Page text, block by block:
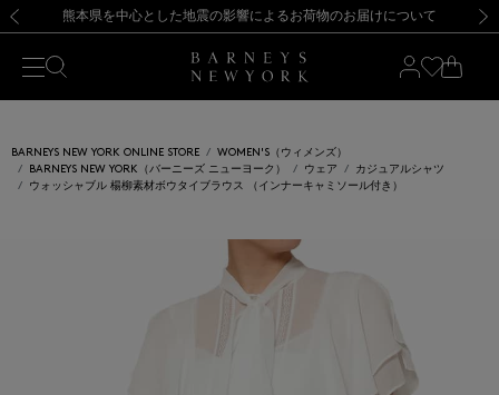
新規登録のお客様も対象！＜MY BARNEYS＞会員のお客様は11,000円（税込）以上のお買上げで常時送料無料！お買い物の際は会員登録を！
【夏季休業に伴う返品・交換承り一時停止のお知らせ】（2026.8.5）
熊本県を中心とした地震の影響によるお荷物のお届けについて
【開催中】SUMMER SALEのご案内・ご注意事項 新規登録のお客様も対象！＜MY BARNEYS＞会員のお客様は11,000円（税込）以上のお買上げで常時送料無料！お買い物の際は会員登録を！
【夏季休業に伴う返品・交換承り一時停止のお知らせ】（2026.8.5）
BARNEYS NEW YORK ONLINE STORE
WOMEN'S（ウィメンズ）
BARNEYS NEW YORK（バーニーズ ニューヨーク）
ウェア
カジュアルシャツ
ウォッシャブル 楊柳素材ボウタイブラウス （インナーキャミソール付き）